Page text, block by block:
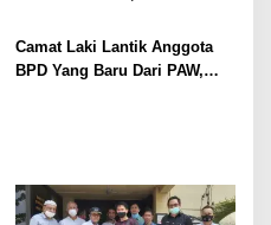
Inovasi Pelayanan Publik
Imigrasi Muara Enim
Camat Laki Lantik Anggota
BPD Yang Baru Dari PAW,